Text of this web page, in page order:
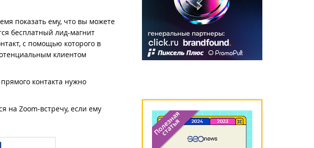
показать ему, что вы можете
бесплатный лид-магнит
с помощью которого в
клиентом
контакта нужно
на Zoom-встречу, если ему